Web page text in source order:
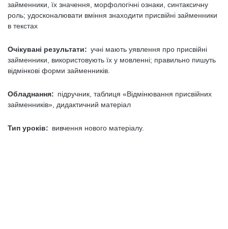
займенники, їх значення, морфологічні ознаки, синтаксичну
роль; удосконалювати вміння знаходити присвійні займенники
в текстах
Очікувані результати: учні мають уявлення про присвійні
займенники, використовують їх у мовленні; правильно пишуть
відмінкові форми займенників.
Обладнання: підручник, таблиця «Відмінювання присвійних
займенників», дидактичний матеріал
Тип уроків: вивчення нового матеріалу.